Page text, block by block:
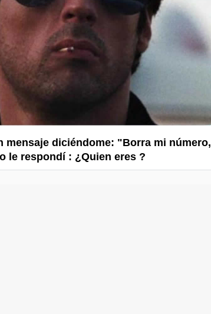
mensaje diciéndome: "Borra mi número,
le respondí : ¿Quien eres ?